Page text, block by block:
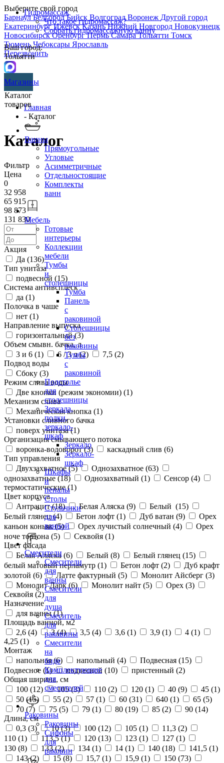
Выберите свой город
БарнаулБелгородБийск ВолгоградВоронеж Другой город
ЕкатеринбургИжевскКазаньНижний Новгород Новокузнецк
НовосибирскОренбургПермьСамараТольятти Томск
ТюменьЧебоксары Ярославль
Перезвонить
Гидромассаж
Что такое гидромассаж?
Собрать гидромассажную ванну
Ваш город:
Тольятти
Магазины
Каталог
товаров
Ванны
Прямоугольные
Угловые
Асимметричные
Отдельностоящие
Комплекты
ванн
Мебель
Готовые
интерьеры
Коллекции
мебели
Тумбы
и
столешницы
Тумба
Панель
с
раковиной
Столешницы
без
раковины
Тумба
с
раковиной
Подстолье
для
столешницы
Зеркала,
полки,
зеркало-
шкаф
Зеркало
Зеркало-
шкаф
Шкафы
и
пеналы
Столы
Стульчики
для
ванной
Смесители
Смесители
для
ванны
Смесители
для
душа
Смеситель
для
раковины
Смесители
на
биде
Комплектующие
для
смесителей
Раковины
Раковины
Сифоны
для
раковин
Главная
- Каталог
Каталог
Фильтр
Цена
0
32 958
65 915
98 873
131 830
Акция
Да (136)
Тип унитаза
подвесной (15)
Система антивсплеск
да (1)
Полочка в чаше
нет (1)
Направление выпуска
горизонтальный (3)
Объем смывн. бачка, л
3 и 6 (1) 6 / 3 л (2) 7,5 (2)
Подвод воды
Сбоку (3)
Режим слива воды
Две кнопки (режим экономии) (1)
Механизм слива
Механическая кнопка (1)
Установки сливного бачка
поверх унитаза (1)
Организация смывающего потока
воронка-водоворот (3) каскадный слив (6)
Тип управления
Двухзахватное (5) Однозахватное (63)
однозахватные (18) Однозахватный (1) Сенсор (4)
термостатические (1)
Цвет корпуса
Антрацит (18) Белая Аляска (9) Белый (15)
Белый глянец (4) Бетон лофт (1) Дуб ватан (9)
Орех
каньон коньяк (5) Орех лучистый солнечный (4)
Орех
ноче тортона (5) Секвойя (1)
Цвет фасада
Белая Аляска (6) Белый (8) Белый глянец (15)
белый матовый перламутр (1) Бетон лофт (2)
Дуб крафт
золотой (6) Латте фактурный (5) Монолит Айсберг (3)
Монолит Дарк (6) Монолит найт (5) Орех (3)
Секвойя (2)
Назначение
для ванны (1)
Площадь ванной, м2
2,6 (4) 3 (4) 3,5 (4) 3,6 (1) 3,9 (1) 4 (1)
4,25 (1)
Монтаж
напольная (6) напольный (4) Подвесная (15)
Подвесное (1) подвесной (10) пристенный (2)
Общая ширина, см
100 (12) 105 (3) 110 (2) 120 (1) 40 (9) 45 (1)
50 (15) 55 (2) 57 (1) 60 (31) 640 (1) 65 (5)
70 (7) 75 (5) 79 (1) 80 (19) 85 (2) 90 (14)
Длина, см
0,3 (3) 10 (3) 100 (12) 105 (1) 11,3 (2)
110 (1) 113,5 (1) 120 (13) 123 (1) 127 (1)
130 (8) 133 (2) 134 (1) 14 (1) 140 (18) 141,5 (1)
143 (2) 15 (8) 15,7 (1) 15,9 (1) 150 (73)